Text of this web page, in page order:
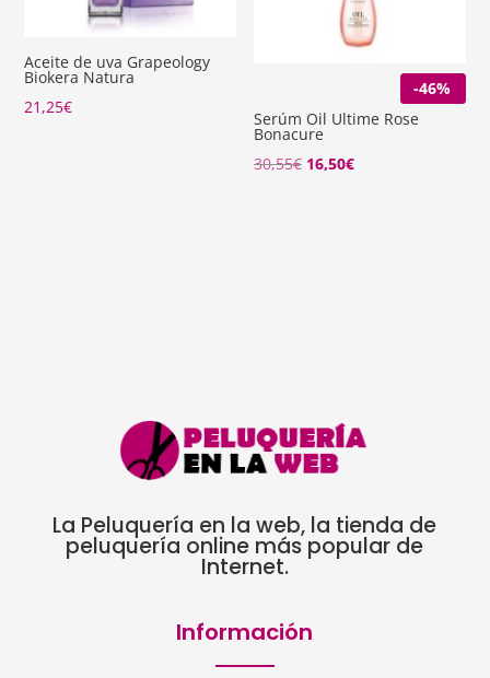
Aceite de uva Grapeology
Biokera Natura
21,25€
-46%
Serúm Oil Ultime Rose
Bonacure
30,55€ El
16,50€El
La Peluquería en la web, la tienda de
peluquería online más popular de
Internet.
Información